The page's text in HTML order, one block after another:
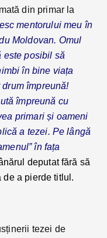
din primar la
mentorului meu în
Moldovan. Omul
este posibil să
în bine viața
împreună!
împreună cu
primari și oameni
a tezei. Pe lângă
în fața
deputat fără să
de a pierde titlul.
tezei de